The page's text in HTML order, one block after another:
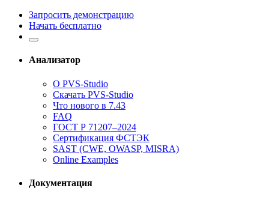
Запросить демонстрацию
Начать бесплатно
Анализатор
О PVS-Studio
Скачать PVS-Studio
Что нового в 7.43
FAQ
ГОСТ Р 71207–2024
Сертификация ФСТЭК
SAST (CWE, OWASP, MISRA)
Online Examples
Документация